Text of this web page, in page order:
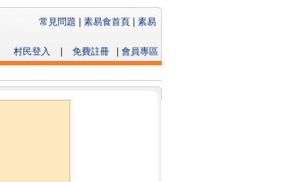
| 會員專區
免費註冊
|
村民登入
常見問題 | 素易食首頁 | 素易